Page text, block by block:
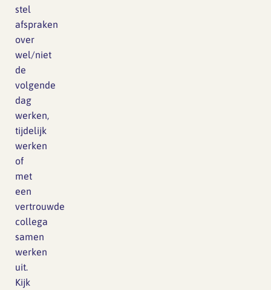
stel
afspraken
over
wel/niet
de
volgende
dag
werken,
tijdelijk
werken
of
met
een
vertrouwde
collega
samen
werken
uit.
Kijk